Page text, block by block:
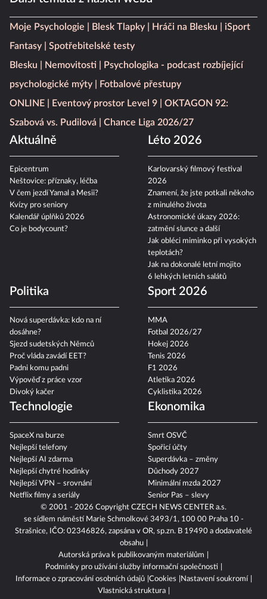
Moje Psychologie Blesk Tlapky Hráči na Blesku
iSport
Fantasy
Spotřebitelské testy
Blesku
Nemovitosti
Psychologika - podcast rozbíjející
psychologické mýty
Fotbalové přestupy
ONLINE
Eventový prostor Level 9
OKTAGON 92:
Szabová vs. Pudilová
Chance Liga 2026/27
Aktuálně
Epicentrum
Neštovice: příznaky, léčba
V čem jezdí Yamal a Mesii?
Kvízy pro seniory
Kalendář úplňků 2026
Co je bodycount?
Léto 2026
Karlovarský filmový festival
2026
Znamení, že jste potkali někoho
z minulého života
Astronomické úkazy 2026:
zatmění slunce a další
Jak obléci miminko při vysokých
teplotách?
Jak na dokonalé letní mojito
6 lehkých letních salátů
Politika
Nová superdávka: kdo na ní
dosáhne?
Sjezd sudetských Němců
Proč vláda zavádí EET?
Padni komu padni
Výpověď z práce vzor
Divoký kačer
Sport 2026
MMA
Fotbal 2026/27
Hokej 2026
Tenis 2026
F1 2026
Atletika 2026
Cyklistika 2026
Technologie
SpaceX na burze
Nejlepší telefony
Nejlepší AI zdarma
Nejlepší chytré hodinky
Nejlepší VPN – srovnání
Netflix filmy a seriály
Ekonomika
Smrt OSVČ
Spořicí účty
Superdávka – změny
Důchody 2027
Minimální mzda 2027
Senior Pas – slevy
© 2001 - 2026 Copyright CZECH NEWS CENTER a.s.
se sídlem náměstí Marie Schmolkové 3493/1, 100 00 Praha 10 -
Strašnice, IČO: 02346826, zapsána v OR, sp.zn. B 19490 a dodavatelé
obsahu
Autorská práva k publikovaným materiálům
Podmínky pro užívání služby informační společnosti
Informace o zpracování osobních údajů Cookies
Nastavení soukromí
Vlastnická struktura